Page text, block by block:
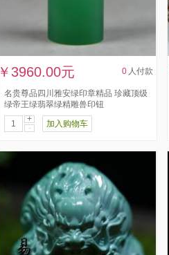
￥3960.00元 0 人付款
名贵尊品四川雅安绿印章精品 珍藏顶级
绿帝王绿翡翠绿精雕兽印钮
+
-
加入购物车